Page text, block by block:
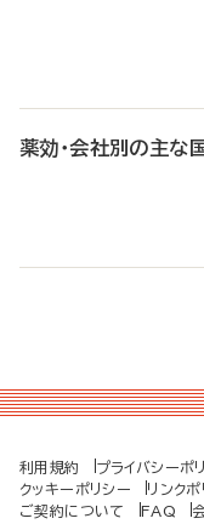
薬効・会社別の主な
利用規約 プライバシーポ
クッキーポリシー
リンク
ご契約について
FAQ